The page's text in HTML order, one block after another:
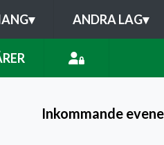
▾ ANDRA LAG▾
Inkommande